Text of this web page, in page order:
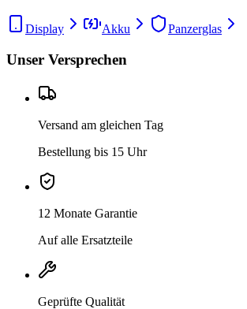
Display Akku Panzerglas
Unser Versprechen
Versand am gleichen Tag
Bestellung bis 15 Uhr
12 Monate Garantie
Auf alle Ersatzteile
Geprüfte Qualität